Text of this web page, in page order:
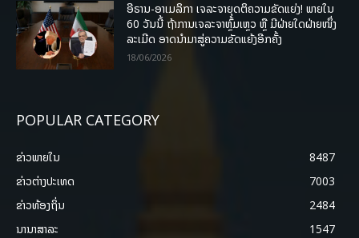
ອີຣານ-ອາເມລິກາ ເຈລະຈາຍຸດຕິຄວາມຂັດແຍ່ງ! ພາຍໃນ
60 ວັນນີ້ ຖ້າການເຈລະຈາຫຼົ້ມເຫຼວ ຫຼື ມີຝ່າຍໃດຝ່າຍໜຶ່ງ
ລະເມີດ ອາດນໍາມາສູ່ຄວາມຂັດແຍ້ງອີກຄັ້ງ
18/06/2026
POPULAR CATEGORY
ຂ່າວພາຍ​ໃນ
8487
ຂ່າວຕ່າງປະເທດ
7003
ຂ່າວທ້ອງຖິ່ນ
2484
ນານາສາລະ
1547